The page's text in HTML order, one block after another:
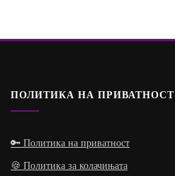
ПОЛИТИКА НА ПРИВАТНОСТ
🔑 Политика на приватност
🍪 Политика за колачињата